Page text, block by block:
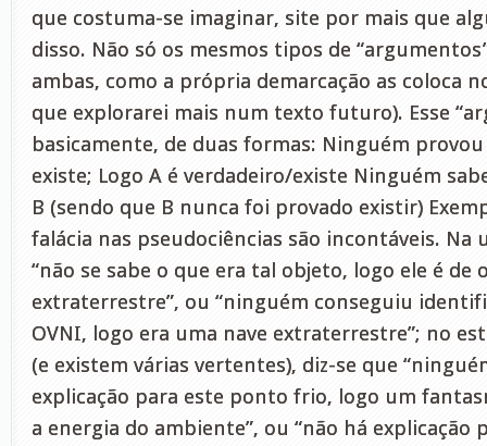
que costuma-se imaginar, site por mais que
disso. Não só os mesmos tipos de
ambas, como a própria demarcação as coloca
que explorarei mais num texto futuro). Esse
basicamente, de duas formas: Ninguém
existe; Logo A é verdadeiro/existe Ninguém
B (sendo que B nunca foi provado existir)
falácia nas pseudociências são incontáveis. Na
“não se sabe o que era tal objeto, logo ele é de
extraterrestre”, ou “ninguém conseguiu
OVNI, logo era uma nave extraterrestre”; no
(e existem várias vertentes), diz-se que
explicação para este ponto frio, logo um
a energia do ambiente”, ou “não há explicação